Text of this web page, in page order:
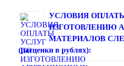
УСЛОВИЯ
ИЗГОТОВЛЕНИЮ
МАТЕРИАЛОВ
(расценки в рублях):